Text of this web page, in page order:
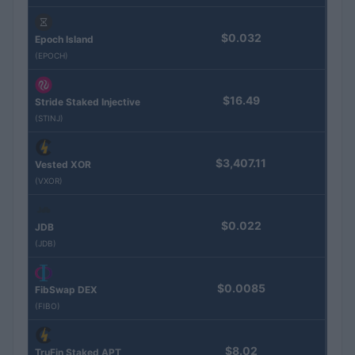
Epoch Island
(EPOCH)
$0.032
Stride Staked Injective
(STINJ)
$16.49
Vested XOR
(VXOR)
$3,407.11
JDB
(JDB)
$0.022
FibSwap DEX
(FIBO)
$0.0085
TruFin Staked APT $8.02